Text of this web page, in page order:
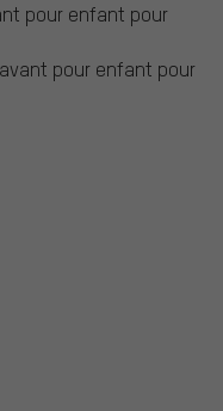
pour enfant pour
pour enfant pour